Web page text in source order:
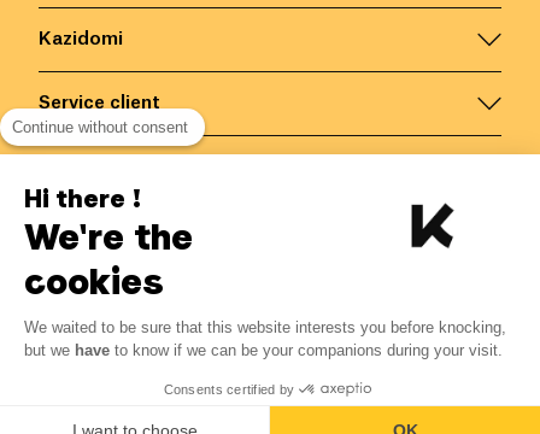
Kazidomi
Service client
Belgique/FR
Tous droits réservés
Continue without consent
Hi there !
We're the
cookies
We waited to be sure that this website interests you before knocking,
but we have to know if we can be your companions during your visit.
Consents certified by